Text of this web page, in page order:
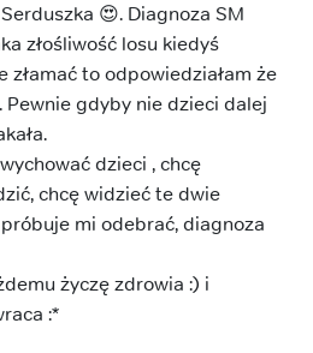
😍. Diagnoza SM
złośliwość losu kiedyś
złamać to odpowiedziałam że
gdyby nie dzieci dalej
dzieci , chcę
chcę widzieć te dwie
mi odebrać, diagnoza
życzę zdrowia :) i
:*